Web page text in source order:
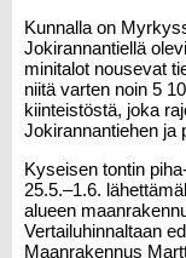
Kunnalla on
Jokirannantiellä
minitalot nousevat
niitä varten noin 5
kiinteistöstä, joka
Jokirannantiehen ja
Kyseisen tontin
25.5.–1.6.
alueen
Vertailuhinnaltaan
Maanrakennus